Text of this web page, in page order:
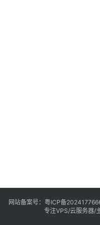
网站备案号： 粤ICP备
专注VPS/云服务器/